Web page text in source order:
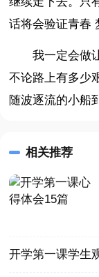
话将会验证青春
我一定会做
不论路上有多少
随波逐流的小船
相关推荐
开学第一课学生